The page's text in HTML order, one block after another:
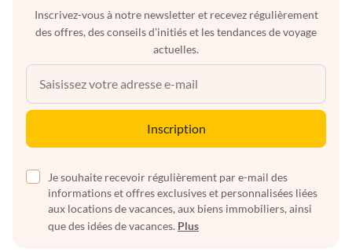
Inscrivez-vous à notre newsletter et recevez régulièrement
des offres, des conseils d'initiés et les tendances de voyage
actuelles.
Inscription
Je souhaite recevoir régulièrement par e-mail des
informations et offres exclusives et personnalisées liées
aux locations de vacances, aux biens immobiliers, ainsi
que des idées de vacances. Plus